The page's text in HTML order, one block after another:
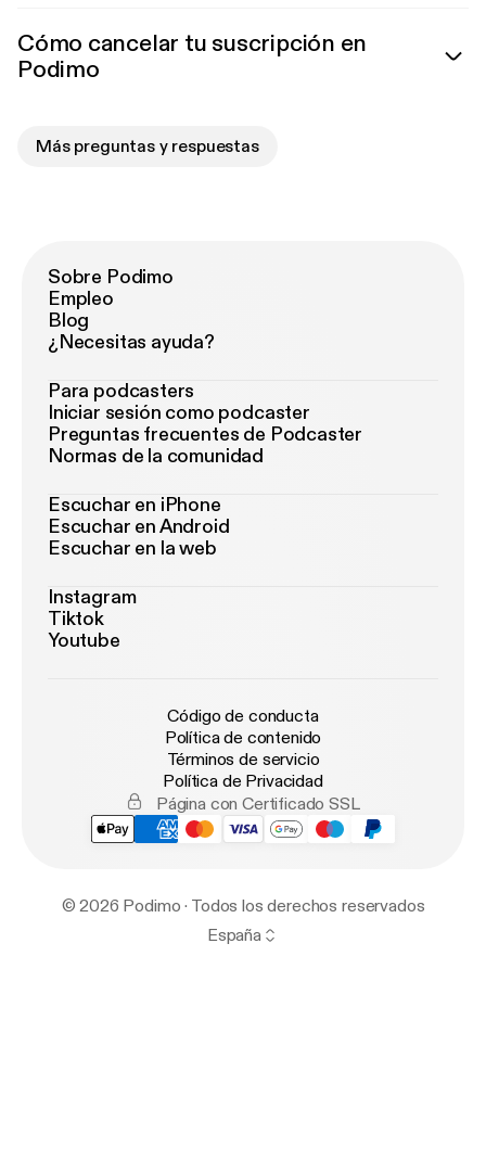
Cómo cancelar tu suscripción en
Podimo
Más preguntas y respuestas
Sobre Podimo
Empleo
Blog
¿Necesitas ayuda?
Para podcasters
Iniciar sesión como podcaster
Preguntas frecuentes de Podcaster
Normas de la comunidad
Escuchar en iPhone
Escuchar en Android
Escuchar en la web
Instagram
Tiktok
Youtube
Código de conducta
Política de contenido
Términos de servicio
Política de Privacidad
Página con Certificado SSL
© 2026 Podimo · Todos los derechos reservados
España